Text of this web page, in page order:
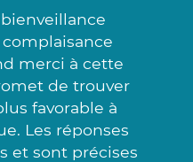
merci à cette
de trouver
favorable à
Les réponses
et sont précises